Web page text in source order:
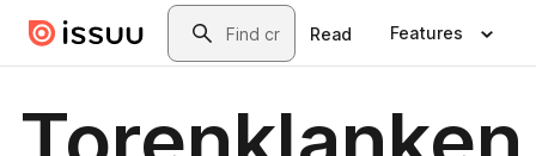
Skip to main contentSearch
Read Features